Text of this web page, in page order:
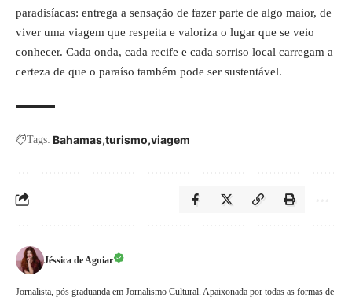
paradisíacas: entrega a sensação de fazer parte de algo maior, de
viver uma viagem que respeita e valoriza o lugar que se veio
conhecer. Cada onda, cada recife e cada sorriso local carregam a
certeza de que o paraíso também pode ser sustentável.
Tags: Bahamas turismo viagem
Jéssica de Aguiar
Jornalista, pós graduanda em Jornalismo Cultural. Apaixonada por todas as formas de